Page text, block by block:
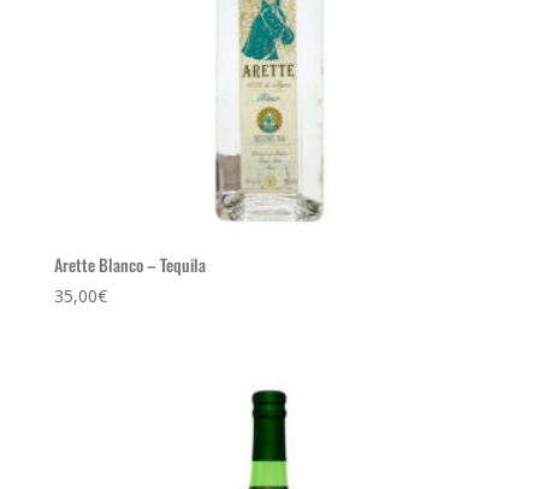
Arette Blanco – Tequila
35,00€